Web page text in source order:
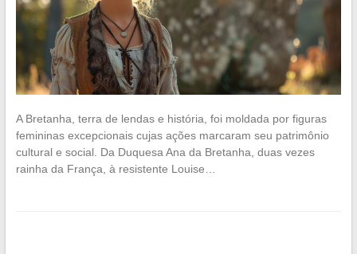
A Bretanha, terra de lendas e história, foi moldada por figuras
femininas excepcionais cujas ações marcaram seu patrimônio
cultural e social. Da Duquesa Ana da Bretanha, duas vezes
rainha da França, à resistente Louise…